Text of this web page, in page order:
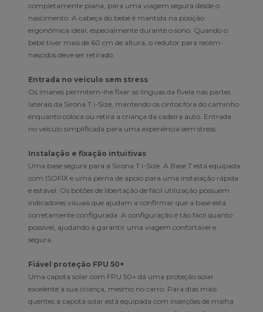
completamente plana, para uma viagem segura desde o
nascimento. A cabeça do bebé é mantida na posição
ergonómica ideal, especialmente durante o sono. Quando o
bebé tiver mais de 60 cm de altura, o redutor para recém-
nascidos deve ser retirado.
Entrada no veículo sem stress
Os ímanes permitem-lhe fixar as línguas da fivela nas partes
laterais da Sirona T i-Size, mantendo os cintos fora do caminho
enquanto coloca ou retira a criança da cadeira auto. Entrada
no veículo simplificada para uma experiência sem stress.
Instalação e fixação intuitivas
Uma base segura para a Sirona T i-Size. A Base T está equipada
com ISOFIX e uma perna de apoio para uma instalação rápida
e estável. Os botões de libertação de fácil utilização possuem
indicadores visuais que ajudam a confirmar que a base está
corretamente configurada. A configuração é tão fácil quanto
possível, ajudando a garantir uma viagem confortável e
segura.
Fiável proteção FPU 50+
Uma capota solar com FPU 50+ dá uma proteção solar
excelente à sua criança, mesmo no carro. Para dias mais
quentes a capota solar está equipada com inserções de malha